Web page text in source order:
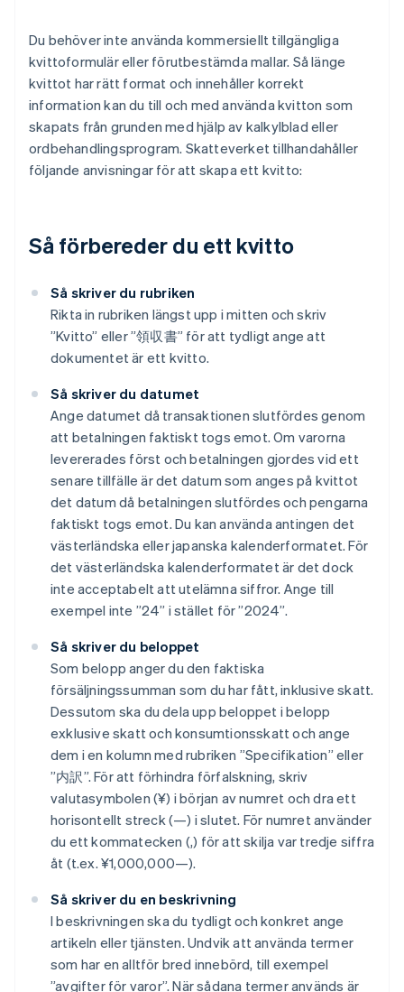
Du behöver inte använda kommersiellt tillgängliga
kvittoformulär eller förutbestämda mallar. Så länge
kvittot har rätt format och innehåller korrekt
information kan du till och med använda kvitton som
skapats från grunden med hjälp av kalkylblad eller
ordbehandlingsprogram. Skatteverket tillhandahåller
följande anvisningar för att skapa ett kvitto:
Så förbereder du ett kvitto
Så skriver du rubriken
Rikta in rubriken längst upp i mitten och skriv
”Kvitto” eller ”領収書” för att tydligt ange att
dokumentet är ett kvitto.
Så skriver du datumet
Ange datumet då transaktionen slutfördes genom
att betalningen faktiskt togs emot. Om varorna
levererades först och betalningen gjordes vid ett
senare tillfälle är det datum som anges på kvittot
det datum då betalningen slutfördes och pengarna
faktiskt togs emot. Du kan använda antingen det
västerländska eller japanska kalenderformatet. För
det västerländska kalenderformatet är det dock
inte acceptabelt att utelämna siffror. Ange till
exempel inte ”24” i stället för ”2024”.
Så skriver du beloppet
Som belopp anger du den faktiska
försäljningssumman som du har fått, inklusive skatt.
Dessutom ska du dela upp beloppet i belopp
exklusive skatt och konsumtionsskatt och ange
dem i en kolumn med rubriken ”Specifikation” eller
”内訳”. För att förhindra förfalskning, skriv
valutasymbolen (¥) i början av numret och dra ett
horisontellt streck (—) i slutet. För numret använder
du ett kommatecken (,) för att skilja var tredje siffra
åt (t.ex. ¥1,000,000—).
Så skriver du en beskrivning
I beskrivningen ska du tydligt och konkret ange
artikeln eller tjänsten. Undvik att använda termer
som har en alltför bred innebörd, till exempel
”avgifter för varor”. När sådana termer används är